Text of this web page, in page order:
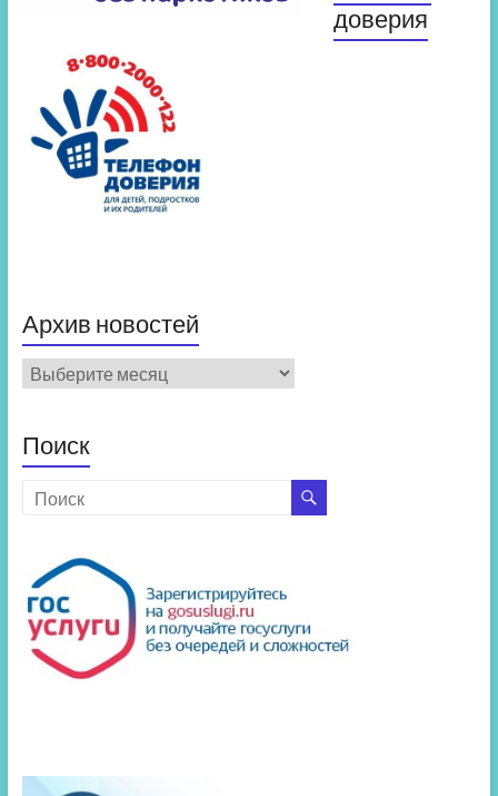
доверия
Архив новостей
Архив
новостей
Поиск